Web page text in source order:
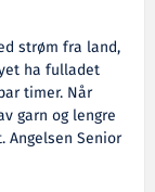
strøm fra land,
ha fulladet
timer. Når
garn og lengre
Senior